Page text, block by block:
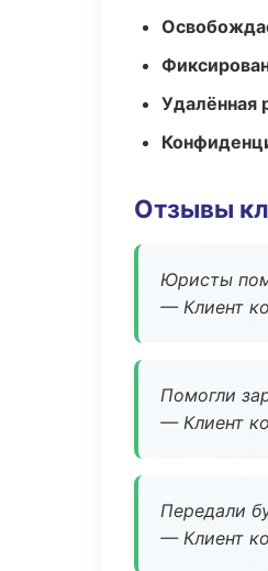
Удалённая
Отзывы
Юристы
— Клиент
Помогли
— Клиент
Передали
— Клиент